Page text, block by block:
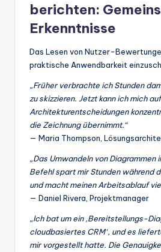
berichten:
Erkenntnisse
Das Lesen von Nutzer-
praktische Anwendbarkeit
„Früher verbrachte ich Stunden
zu skizzieren. Jetzt kann ich mich auf
Architekturentscheidungen
die Zeichnung übernimmt.“
— Maria Thompson,
„Das Umwandeln von Diagrammen
Befehl spart mir Stunden während
und macht meinen Arbeitsablauf
— Daniel Rivera, Projektmanager
„Ich bat um ein ‚Bereitstellungs-
cloudbasiertes CRM‘, und es
mir vorgestellt hatte. Die